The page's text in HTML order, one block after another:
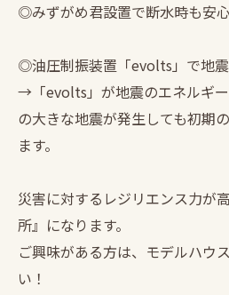
◎みずがめ君設置で断水時も安心
◎油圧制振装置「evolts」で地震
→「evolts」が地震のエネルギ
の大きな地震が発生しても初期
ます。
災害に対するレジリエンス力が
所』になります。
ご興味がある方は、モデルハウ
い！